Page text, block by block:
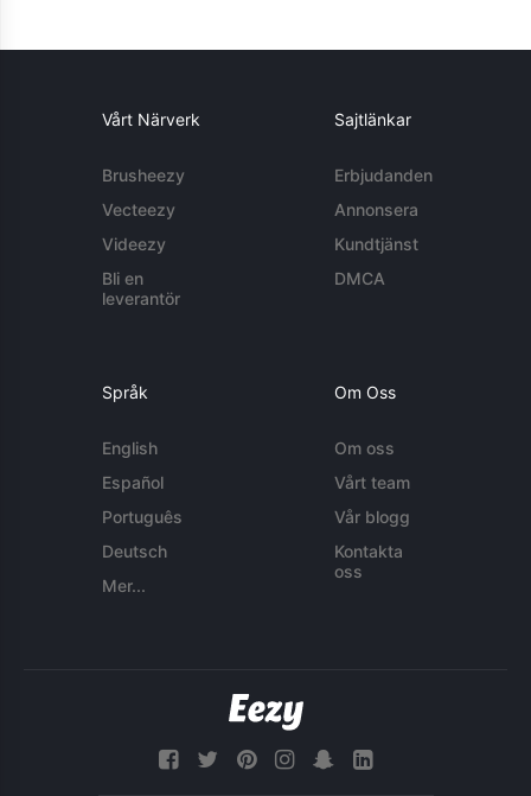
Vårt Närverk
Brusheezy
Vecteezy
Videezy
Bli en
leverantör
Sajtlänkar
Erbjudanden
Annonsera
Kundtjänst
DMCA
Språk
English
Español
Português
Deutsch
Mer...
Om Oss
Om oss
Vårt team
Vår blogg
Kontakta
oss